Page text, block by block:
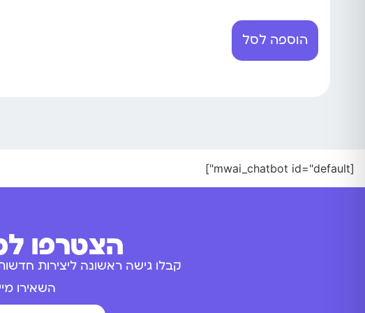
הוספה לסל
[mwai_chatbot id="default"]
הצטרפו
קבלו גישה ראשונה ליצירות
השאירו